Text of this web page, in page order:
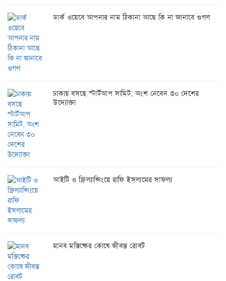
ডার্ক ওয়েবে আপনার নাম ঠিকানা আছে কি না জানাবে গুগল
ঢাকায় বসছে স্টার্টআপ সামিট, অংশ নেবেন ৩০ দেশের
উদ্যোক্তা
আইটি ও ফ্রিল্যান্সিংয়ে রাফি ইসলামের সাফল্য
মানব মস্তিষ্কের কোষে জীবন্ত রোবট